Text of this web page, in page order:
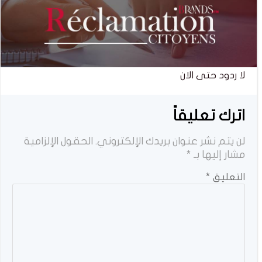
لا ردود حتى الان
اترك تعليقاً
لن يتم نشر عنوان بريدك الإلكتروني. الحقول الإلزامية
مشار إليها بـ *
التعليق *